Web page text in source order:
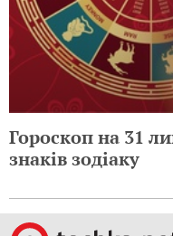
Гороскоп на 31
знаків зодіаку